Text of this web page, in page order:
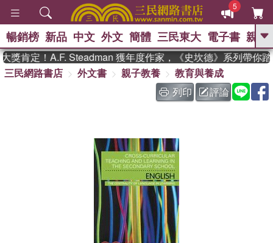
5
GO
熱搜： 東野圭吾 、 高希均教授回憶錄
The Odyssey 、 父親節 、 如果歷
史是一群喵 、 暑期推薦 、 國際布克
偉大的迷走神經
暢銷榜 新品 中文 外文 簡體 三民東大 電子書 親子
獎肯定！A.F. Steadman 獲年度作家，《史坎德》系列帶你踏
三民網路書店
外文書 親子教養
教育與養成
列印
評論